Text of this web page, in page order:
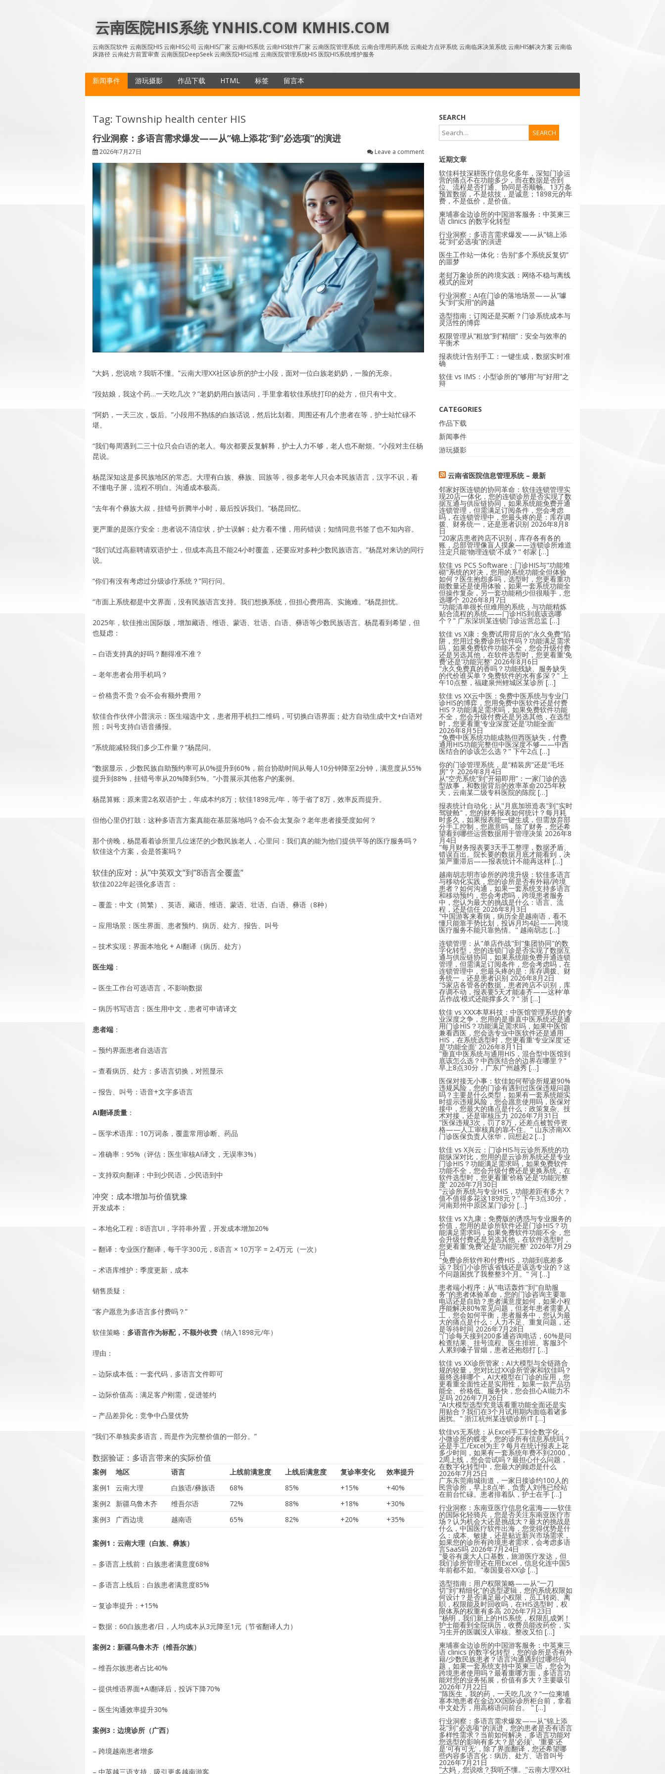
content
云南医院HIS系统 YNHIS.COM KMHIS.COM
云南医院软件 云南医院HIS 云南HIS公司 云南HIS厂家 云南HIS系统 云南HIS软件厂家 云南医院管理系统 云南合理用药系统 云南处方点评系统 云南临床决策系统 云南HIS解决方案 云南临
床路径 云南处方前置审查 云南医院DeepSeek 云南医院HIS运维 云南医院管理系统HIS 医院HIS系统维护服务
新闻事件 游玩摄影 作品下载
HTML
SiteMap
标签 留言本
Tag: Township health center HIS
行业洞察：多语言需求爆发——从”锦上添花”到”必选项”的演进
2026年7月27日 Leave a comment
“大妈，您说啥？我听不懂。”云南大理XX社区诊所的护士小段，面对一位白族老奶奶，一脸的无奈。
“段姑娘，我这个药…一天吃几次？”老奶奶用白族话问，手里拿着软佳系统打印的处方，但只有中文。
“阿奶，一天三次，饭后。”小段用不熟练的白族话说，然后比划着。周围还有几个患者在等，护士站忙碌不
堪。
“我们每周遇到二三十位只会白语的老人。每次都要反复解释，护士人力不够，老人也不耐烦。”小段对主任杨
昆说。
杨昆深知这是多民族地区的常态。大理有白族、彝族、回族等，很多老年人只会本民族语言，汉字不识，看
不懂电子屏，流程不明白。沟通成本极高。
“去年有个彝族大叔，挂错号折腾半小时，最后投诉我们。”杨昆回忆。
更严重的是医疗安全：患者说不清症状，护士误解；处方看不懂，用药错误；知情同意书签了也不知内容。
“我们试过高薪聘请双语护士，但成本高且不能24小时覆盖，还要应对多种少数民族语言。”杨昆对来访的同行
说。
“你们有没有考虑过分级诊疗系统？”同行问。
“市面上系统都是中文界面，没有民族语言支持。我们想换系统，但担心费用高、实施难。”杨昆担忧。
2025年，软佳推出国际版，增加藏语、维语、蒙语、壮语、白语、彝语等少数民族语言。杨昆看到希望，但
也疑虑：
– 白语支持真的好吗？翻得准不准？
– 老年患者会用手机吗？
– 价格贵不贵？会不会有额外费用？
软佳合作伙伴小普演示：医生端选中文，患者用手机扫二维码，可切换白语界面；处方自动生成中文+白语对
照；叫号支持白语音播报。
“系统能减轻我们多少工作量？”杨昆问。
“数据显示，少数民族自助预约率可从0%提升到60%，前台协助时间从每人10分钟降至2分钟，满意度从55%
提升到88%，挂错号率从20%降到5%。”小普展示其他客户的案例。
杨昆算账：原来需2名双语护士，年成本约8万；软佳1898元/年，等于省了8万，效率反而提升。
但他心里仍打鼓：这种多语言方案真能在基层落地吗？会不会太复杂？老年患者接受度如何？
那个傍晚，杨昆看着诊所里几位迷茫的少数民族老人，心里问：我们真的能为他们提供平等的医疗服务吗？
软佳这个方案，会是答案吗？
软佳的应对：从”中英双文”到”8语言全覆盖”
软佳2022年起强化多语言：
– 覆盖：中文（简繁）、英语、藏语、维语、蒙语、壮语、白语、彝语（8种）
– 应用场景：医生界面、患者预约、病历、处方、报告、叫号
– 技术实现：界面本地化 + AI翻译（病历、处方）
医生端 ：
– 医生工作台可选语言，不影响数据
– 病历书写语言：医生用中文，患者可申请译文
患者端 ：
– 预约界面患者自选语言
– 查看病历、处方：多语言切换，对照显示
– 报告、叫号：语音+文字多语言
AI翻译质量 ：
– 医学术语库：10万词条，覆盖常用诊断、药品
– 准确率：95%（评估：医生审核AI译文，无误率3%）
– 支持双向翻译：中到少民语，少民语到中
冲突：成本增加与价值犹豫
开发成本：
– 本地化工程：8语言UI，字符串外置，开发成本增加20%
– 翻译：专业医疗翻译，每千字300元，8语言 × 10万字 = 2.4万元（一次）
– 术语库维护：季度更新，成本
销售质疑：
“客户愿意为多语言多付费吗？”
软佳策略： 多语言作为标配，不额外收费 （纳入1898元/年）
理由：
– 边际成本低：一套代码，多语言文件即可
– 边际价值高：满足客户刚需，促进签约
– 产品差异化：竞争中凸显优势
“我们不单独卖多语言，而是作为完整价值的一部分。”
数据验证：多语言带来的实际价值
案例 地区 语言 上线前满意度 上线后满意度 复诊率变化
效率提升
案例1
云南大理 白族语/彝族语 68% 85% +15%
+40%
案例2
新疆乌鲁木齐 维吾尔语 72% 88% +18%
+30%
案例3
广西边境 越南语 65% 82% +20% +35%
案例1：云南大理（白族、彝族）
– 多语言上线前：白族患者满意度68%
– 多语言上线后：白族患者满意度85%
– 复诊率提升：+15%
– 数据：60白族患者/日，人均成本从3元降至1元（节省翻译人力）
案例2：新疆乌鲁木齐（维吾尔族）
– 维吾尔族患者占比40%
– 提供维语界面+AI翻译后，投诉下降70%
– 医生沟通效率提升30%
案例3：边境诊所（广西）
– 跨境越南患者增多
– 中英越三语支持，吸引更多越南游客
SEARCH
近期文章
软佳科技深耕医疗信息化多年，深知门诊运
营的痛点不在功能多少，而在数据是否到
位、流程是否打通、协同是否顺畅。13万条
预置数据，不是炫技，是诚意；1898元的年
费，不是低价，是价值。
柬埔寨金边诊所的中国游客服务：中英柬三
语 clinics 的数字化转型
行业洞察：多语言需求爆发——从”锦上添
花”到”必选项”的演进
医生工作站一体化：告别”多个系统反复切”
的噩梦
老挝万象诊所的跨境实践：网络不稳与离线
模式的应对
行业洞察：AI在门诊的落地场景——从”噱
头”到”实用”的跨越
选型指南：订阅还是买断？门诊系统成本与
灵活性的博弈
权限管理从”粗放”到”精细”：安全与效率的
平衡术
报表统计告别手工：一键生成，数据实时准
确
软佳 vs IMS：小型诊所的”够用”与”好用”之
辩
CATEGORIES
作品下载
新闻事件
游玩摄影
云南省医院信息管理系统 – 最新
邻家好医连锁的协同革命：软佳连锁管理实
现20店一体化，您的连锁诊所是否实现了数
据互通与供应链协同，如果系统能免费开通
连锁管理，但需满足订阅条件，您会考虑
吗，在连锁管理中，您最头疼的是：库存调
拨、财务统一，还是患者识别 2026年8月8
日
"20家店患者跨店不识别，库存各有各的
账，总部管理像盲人摸象——连锁诊所难道
注定只能'物理连锁'不成？" 邻家 […]
软佳 vs PCS Software：门诊HIS与"功能堆
砌"系统的对决，您用的系统功能全但体验
如何？医生抱怨多吗，选型时，您更看重功
能数量还是使用体验，如果一套系统功能全
但操作复杂，另一套功能稍少但很顺手，您
选哪个 2026年8月7日
"功能清单很长但难用的系统，与功能精炼
贴合流程的系统——门诊HIS到底该选哪
个？" 广东深圳某连锁门诊运营总监 […]
软佳 vs X康：免费试用背后的"永久免费"陷
阱，您用过免费诊所软件吗？功能满足需求
吗，如果免费软件功能不全，您会升级付费
还是另选其他，在软件选型时，您更看重'免
费'还是'功能完整' 2026年8月6日
"永久免费真的香吗？功能残缺、服务缺失
的代价谁买单？免费软件的水有多深？" 上
午10点整，福建泉州鲤城区某诊所 […]
软佳 vs XX云中医：免费中医系统与专业门
诊HIS的博弈，您用免费中医软件还是付费
HIS？功能满足需求吗，如果免费软件功能
不全，您会升级付费还是另选其他，在选型
时，您更看重'专业深度'还是'功能全面'
2026年8月5日
"免费中医系统功能成熟但西医缺失，付费
通用HIS功能完整但中医深度不够——中西
医结合的诊该怎么选？" 下午2点 […]
你的门诊管理系统，是“精装房”还是“毛坯
房”？ 2026年8月4日
从“空壳系统”到“开箱即用”：一家门诊的选
型故事，和数据背后的效率革命2025年秋
天，云南某二级专科医院的陈院 […]
报表统计自动化：从"月底加班造表"到"实时
驾驶舱"，您的财务报表如何统计？每月耗
时多久，如果报表能一键生成，但需放弃部
分手工控制，您愿意吗，除了财务，您还希
望看到哪些运营数据用于管理决策 2026年8
月4日
"每月财务报表要3天手工整理，数据矛盾、
错误百出。院长要的数据月底才能看到，决
策严重滞后——报表统计不能再这样 […]
越南胡志明市诊所的跨境升级：软佳多语言
与移动化实践，您的诊所是否有外籍/跨境
患者？如何沟通，如果一套系统支持多语言
和移动预约，您会考虑吗，跨境患者服务
中，您认为最大的挑战是什么：语言、流
程，还是信任 2026年8月3日
"中国游客来看病，病历全是越南语，看不
懂只能靠手势比划，投诉月均4起——跨境
医疗服务不能只靠热情。" 越南胡志 […]
连锁管理：从"单店作战"到"集团协同"的数
字化转型，您的连锁门诊是否实现了数据互
通与供应链协同，如果系统能免费开通连锁
管理，但需满足订阅条件，您会考虑吗，在
连锁管理中，您最头疼的是：库存调拨、财
务统一，还是患者识别 2026年8月2日
"5家店各管各的数据，患者跨店不识别，库
存调不动，报表要5天才能凑齐——这种'单
店作战'模式还能撑多久？" 浙 […]
软佳 vs XXX本草科技：中医馆管理系统的专
业深度之争，您用的是垂直中医系统还是通
用门诊HIS？功能满足需求吗，如果中医馆
兼看西医，您会选专业中医软件还是通用
HIS，在系统选型时，您更看重'专业深度'还
是'功能全面' 2026年8月1日
"垂直中医系统与通用HIS，混合型中医馆到
底该怎么选？中西医结合的边界在哪里？"
早上8点30分，广东广州越秀 […]
医保对接无小事：软佳如何帮诊所规避90%
违规风险，您的门诊有遇到过医保违规问题
吗？主要是什么类型，如果有一套系统能实
时提示违规风险，您会愿意使用吗，医保对
接中，您最大的痛点是什么：政策复杂、技
术对接，还是审核压力 2026年7月31日
"医保违规3次，罚了8万，还差点被暂停资
格——人工审核真的靠不住。" 山东济南XX
门诊医保负责人张华，回想起2 […]
软佳 vs X兴云：门诊HIS与云诊所系统的功
能纵深对比，您用的是云诊所系统还是专业
门诊HIS？功能满足需求吗，如果免费软件
功能不全，您会升级付费还是更换系统，在
软件选型时，您更看重'价格'还是'功能完整
度' 2026年7月30日
"云诊所系统与专业HIS，功能差距有多大？
值不值得多花这1898元？" 下午3点30分，
河南郑州中原区某门诊分 […]
软佳 vs X九康：免费版的诱惑与专业服务的
价值，您用的是诊所软件还是门诊HIS？功
能满足需求吗，如果免费软件功能不全，您
会升级付费还是另选其他，在软件选型时，
您更看重'免费'还是'功能完整' 2026年7月29
日
"免费诊所软件和付费HIS，功能到底差多
远？我们小诊所该省钱还是该选专业的？这
个问题困扰了我整整3个月。" 河 […]
患者端小程序：从"电话轰炸"到"自助服
务"的患者体验革命，您的门诊咨询主要靠
电话还是自助？患者满意度如何，如果小程
序能解决80%常见问题，但老年患者需要人
工，您会如何平衡，患者服务中，您认为最
大的痛点是什么：人力不足、重复问题，还
是等待时间 2026年7月28日
"门诊每天接到200多通咨询电话，60%是问
检查结果、挂号流程、医生排班。客服3个
人累到嗓子冒烟，患者还抱怨打 […]
软佳 vs XX诊所管家：AI大模型与全链路合
规的较量，您对比过XX诊所管家和软佳吗？
最终选择哪个，AI大模型在门诊的应用，您
更看重全面性还是实用性，如果一款产品功
能全、价格低、服务快，您会担心AI能力不
足吗 2026年7月26日
"AI大模型选型究竟该看重功能全面还是实
用贴合？我们在3个月试用期内面临着诸多
困扰。" 浙江杭州某连锁诊所IT […]
软佳vs无系统：从Excel手工到全数字化，
小微诊所的蝶变，您的诊所有信息系统吗？
还是手工/Excel为主？每月在统计报表上花
多少时间，如果有一套系统年费不到2000，
2周上线，您会尝试吗？最担心什么问题，
在数字化转型中，您最大的顾虑是什么
2026年7月25日
广东东莞南城街道，一家日接诊约100人的
民营诊所，早上8点半，负责人刘伟已经站
在前台忙碌。患者排着队，护士在手 […]
行业洞察：东南亚医疗信息化蓝海——软佳
的国际化轻骑兵，您是否关注东南亚医疗市
场？认为机会大还是挑战大？最大的挑战是
什么，中国医疗软件出海，您觉得优势是什
么：成本、敏捷，还是贴近新兴市场需求，
如果您的诊所有跨境患者需求，会考虑多语
言SaaS吗 2026年7月24日
"曼谷有庞大人口基数，旅游医疗发达，但
我们诊所管理还在用Excel，信息化连中国5
年前都不如。"泰国曼谷XX诊 […]
选型指南：用户权限策略——从"一刀
切"到"精细化"的选型逻辑，您的系统权限如
何设计？是否满足最小权限，员工转岗、离
职，权限能及时回收吗，在HIS选型时，权
限体系的权重有多高 2026年7月23日
"杨明，我们新上的HIS系统，权限乱成粥！
护士能看到全院病历，收费员能改药价，实
习生开的医嘱没人审核。整改又怕 […]
柬埔寨金边诊所的中国游客服务：中英柬三
语 clinics 的数字化转型，您的诊所是否有外
籍/少数民族患者？语言沟通遇到过哪些问
题，如果一套系统支持中英柬三语，您会为
跨境患者使用吗？最看重哪方面，多语言功
能对您的业务拓展，价值有多大？主要吸引
2026年7月22日
"陈医生，我的药，一天吃几次？"一位柬埔
寨本地患者在金边XX国际诊所柜台前，拿着
中文处方，用高棉语问前台。 " […]
行业洞察：多语言需求爆发——从"锦上添
花"到"必选项"的演进，您的患者是否有语言
多样性需求？当前如何解决，多语言功能对
您选型的影响有多大？是'必须'、'重要'还
是'可有可无'，除了界面翻译，您还希望哪
些内容多语言化：病历、处方、语音叫号
2026年7月21日
"大妈，您说啥？我听不懂。"云南大理XX社